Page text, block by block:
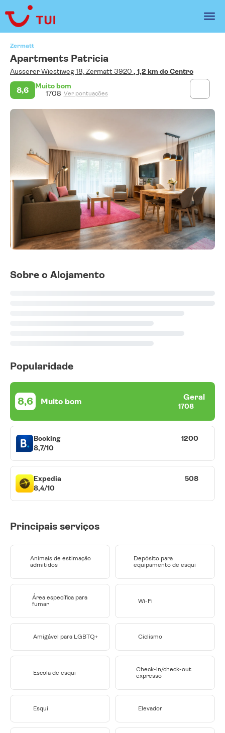
Zermatt
Apartments Patricia
Äusserer Wiestiweg 18, Zermatt 3920 , 1,2 km do Centro
8,6
Muito bom
1708 Ver pontuações
Sobre o Alojamento
Popularidade
8,6 Muito bom Geral
1708
Booking
8,7/10
1200
Expedia
8,4/10
508
Principais serviços
Animais de estimação
admitidos
Depósito para
equipamento de esqui
Área específica para
fumar
Wi-Fi
Amigável para LGBTQ+ Ciclismo
Escola de esqui
Check-in/check-out
expresso
Esqui Elevador